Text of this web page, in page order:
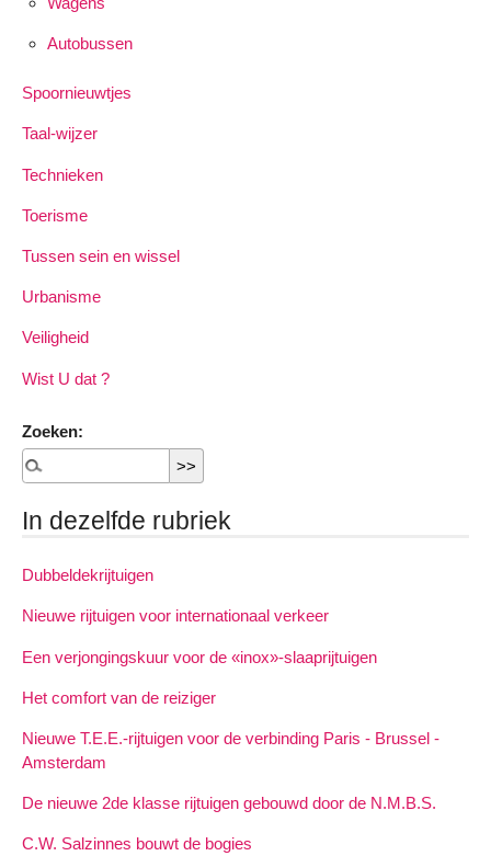
Autobussen
Spoornieuwtjes
Taal-wijzer
Technieken
Toerisme
Tussen sein en wissel
Urbanisme
Veiligheid
Wist U dat ?
Zoeken:
In dezelfde rubriek
Dubbeldekrijtuigen
Nieuwe rijtuigen voor internationaal verkeer
Een verjongingskuur voor de «inox»-slaaprijtuigen
Het comfort van de reiziger
Nieuwe T.E.E.-rijtuigen voor de verbinding Paris - Brussel -
Amsterdam
De nieuwe 2de klasse rijtuigen gebouwd door de N.M.B.S.
C.W. Salzinnes bouwt de bogies